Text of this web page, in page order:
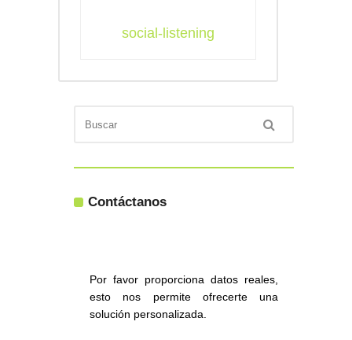
social-listening
Contáctanos
Por favor proporciona datos reales,
esto nos permite ofrecerte una
solución personalizada.